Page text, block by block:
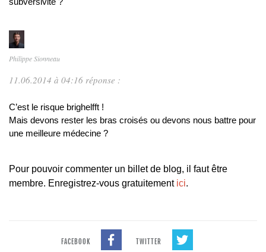
Philippe Sionneau
11.06.2014 à 04:16 réponse :
C’est le risque brighelfft !
Mais devons rester les bras croisés ou devons nous battre pour
une meilleure médecine ?
Pour pouvoir commenter un billet de blog, il faut être
membre. Enregistrez-vous gratuitement ici.
FACEBOOK TWITTER